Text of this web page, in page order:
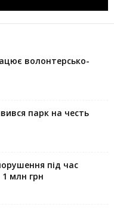
волонтерсько-
парк на честь
під час
1 млн грн